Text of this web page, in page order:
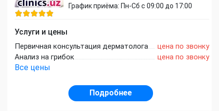
График приёма: Пн-Сб с 09:00 до 17:00
Услуги и цены
Первичная консультация дерматолога
цена по звонку
Анализ на грибок
цена по звонку
Все цены
Подробнее